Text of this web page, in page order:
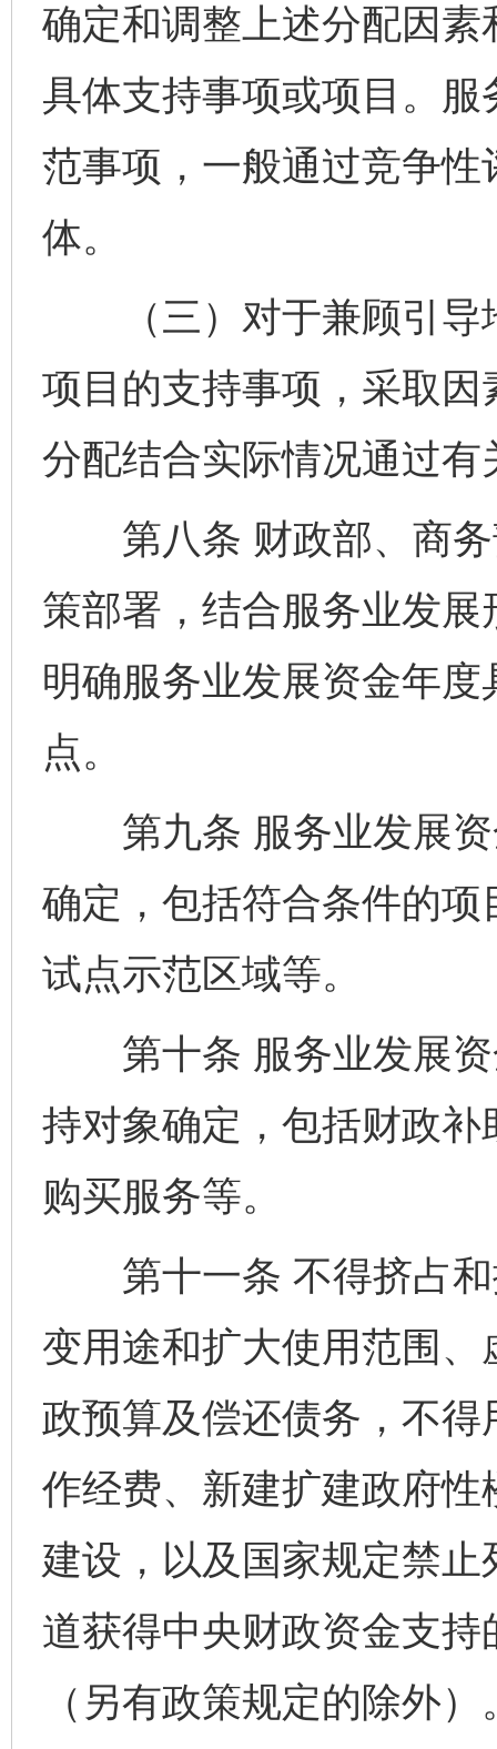
确定和调整上述分配因
具体支持事项或项目。
范事项，一般通过竞争
体。
（三）对于兼顾引导
项目的支持事项，采取
分配结合实际情况通过
第八条 财政部、商务
策部署，结合服务业发
明确服务业发展资金年
点。
第九条 服务业发展资
确定，包括符合条件的
试点示范区域等。
第十条 服务业发展资
持对象确定，包括财政
购买服务等。
第十一条 不得挤占和
变用途和扩大使用范围
政预算及偿还债务，不
作经费、新建扩建政府
建设，以及国家规定禁
道获得中央财政资金支
（另有政策规定的除外）